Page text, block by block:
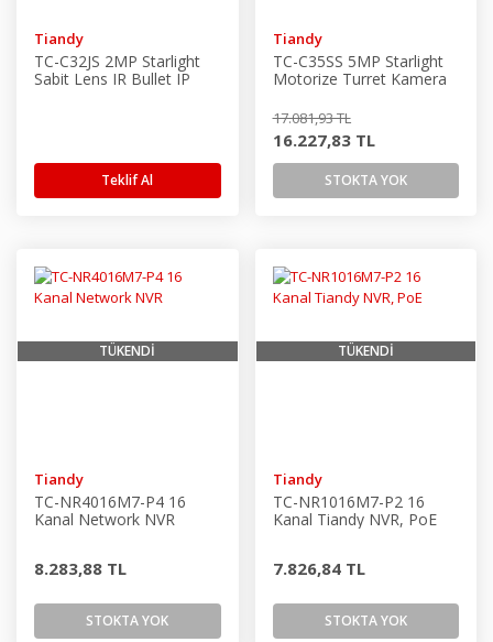
Tiandy
TC-C32JS 2MP Starlight
Sabit Lens IR Bullet IP
Teklif Al
Tiandy
TC-C35SS 5MP Starlight
Motorize Turret Kamera
17.081,93 TL
16.227,83 TL
STOKTA YOK
TÜKENDİ
Tiandy
TC-NR4016M7-P4 16
Kanal Network NVR
8.283,88 TL
STOKTA YOK
TÜKENDİ
Tiandy
TC-NR1016M7-P2 16
Kanal Tiandy NVR, PoE
7.826,84 TL
STOKTA YOK